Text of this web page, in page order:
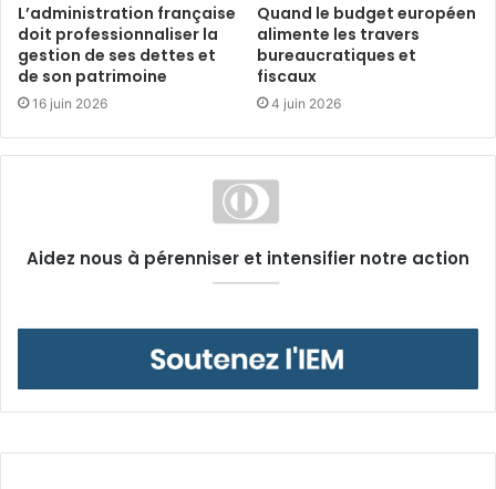
L’administration française
doit professionnaliser la
gestion de ses dettes et
de son patrimoine
16 juin 2026
Quand le budget européen
alimente les travers
bureaucratiques et
fiscaux
4 juin 2026
Aidez nous à pérenniser et intensifier notre action